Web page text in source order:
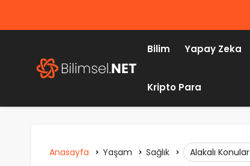
Bilim Yapay Zeka
Kripto Para
Anasayfa Yaşam Sağlık Alakalı Konular